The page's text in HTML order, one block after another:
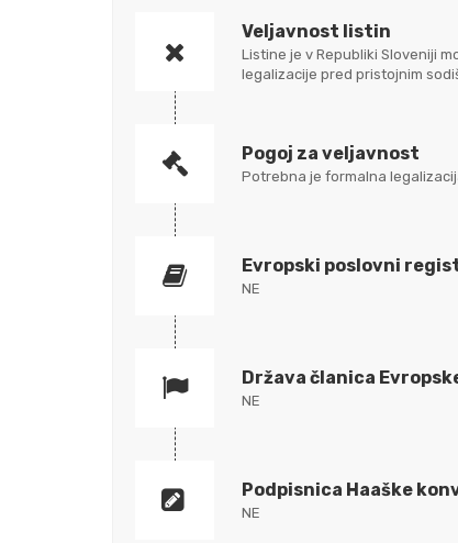
Veljavnost listin
Listine je v Republiki Sloveniji
legalizacije pred pristojnim
Pogoj za veljavnost
Potrebna je formalna
Evropski poslovni
NE
Država članica
NE
Podpisnica Haaške
NE